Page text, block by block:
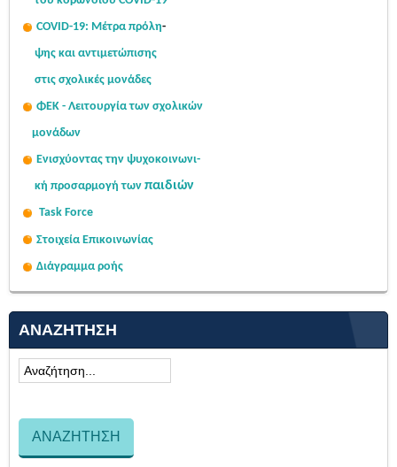
COVID-19: Μέτρα πρόλη-
ψης και αντιμετώπισης
στις σχολικές μονάδες
ΦΕΚ - Λειτουργία των σχολικών
μονάδων
Ενισχύοντας την ψυχοκοινωνι-
κή προσαρμογή των παιδιών
Task Force
Στοιχεία Επικοινωνίας
Διάγραμμα ροής
ΑΝΑΖΉΤΗΣΗ